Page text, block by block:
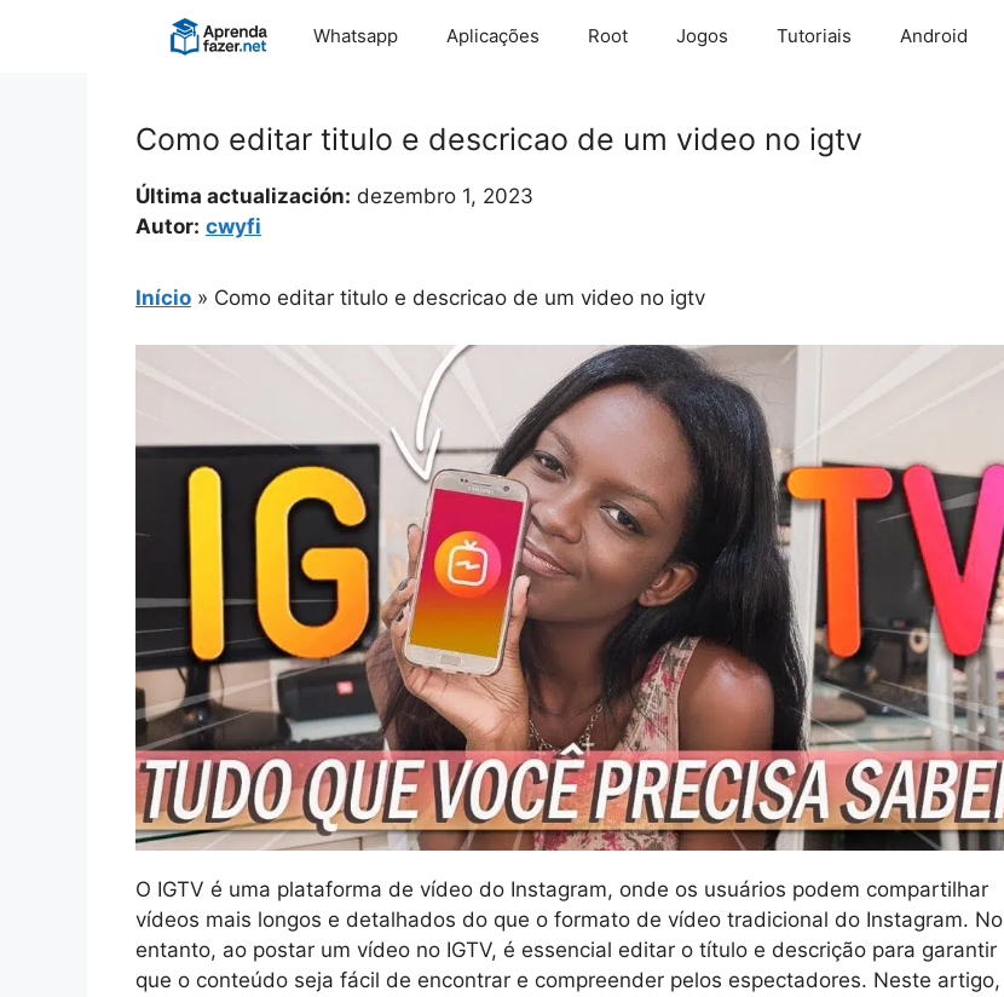
Whatsapp Aplicações Root Jogos Tutoriais Android
Como editar titulo e descricao de um video no igtv
Última actualización: dezembro 1, 2023
Autor: cwyfi
Início » Como editar titulo e descricao de um video no igtv
O IGTV é uma plataforma de vídeo do Instagram, onde os usuários podem compartilhar
vídeos mais longos e detalhados do que o formato de vídeo tradicional do Instagram. No
entanto, ao postar um vídeo no IGTV, é essencial editar o título e descrição para garantir
que o conteúdo seja fácil de encontrar e compreender pelos espectadores. Neste artigo,